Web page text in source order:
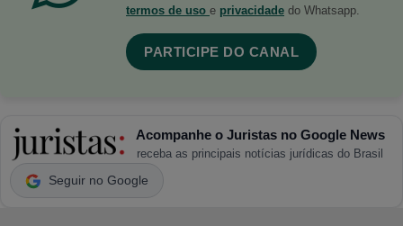
termos de uso e privacidade do Whatsapp.
PARTICIPE DO CANAL
Acompanhe o Juristas no Google News
receba as principais notícias jurídicas do Brasil
Seguir no Google